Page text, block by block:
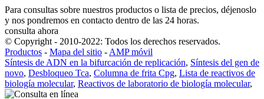
Para consultas sobre nuestros productos o lista de precios, déjenoslo
y nos pondremos en contacto dentro de las 24 horas.
consulta ahora
© Copyright - 2010-2022: Todos los derechos reservados.
Productos - Mapa del sitio -AMP móvil
Síntesis de ADN en la bifurcación de replicación, Síntesis del gen de
novo, Desbloqueo Tca, Columna de frita Cpg, Lista de reactivos de
biología molecular, Reactivos de laboratorio de biología molecular,